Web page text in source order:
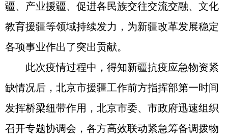
疆、产业援疆、促进各民族交往交流交融、文化
教育援疆等领域持续发力，为新疆改革发展稳定
各项事业作出了突出贡献。
此次疫情过程中，得知新疆抗疫应急物资紧
缺情况后，北京市援疆工作前方指挥部第一时间
发挥桥梁纽带作用，北京市委、市政府迅速组织
召开专题协调会，各方高效联动紧急筹备调拨物